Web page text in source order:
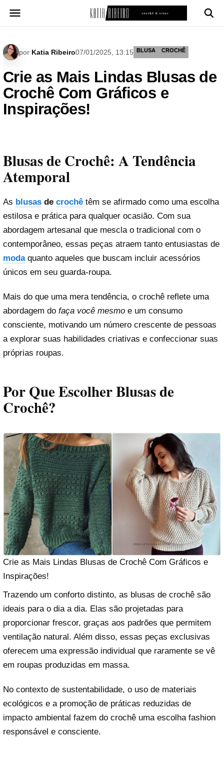
para
por Katia Ribeiro07/01/2025, 13:15 BLUSA CROCHÊ
Crie as Mais Lindas Blusas de
Crochê Com Gráficos e
Inspirações!
Blusas de Crochê: A Tendência
Atemporal
As blusas de crochê têm se afirmado como uma escolha
estilosa e prática para qualquer ocasião. Com sua
abordagem artesanal que mescla o tradicional com o
contemporâneo, essas peças atraem tanto entusiastas de
modaquanto aqueles que buscam incluir acessórios
únicos em seu guarda-roupa.
Mais do que uma mera tendência, o crochê reflete uma
abordagem do faça você mesmo e um consumo
consciente, motivando um número crescente de pessoas
a explorar suas habilidades criativas e confeccionar suas
próprias roupas.
Por Que Escolher Blusas de
Crochê?
Crie as Mais Lindas Blusas de Crochê Com Gráficos e
Inspirações!
Trazendo um conforto distinto, as blusas de crochê são
ideais para o dia a dia. Elas são projetadas para
proporcionar frescor, graças aos padrões que permitem
ventilação natural. Além disso, essas peças exclusivas
oferecem uma expressão individual que raramente se vê
em roupas produzidas em massa.
No contexto de sustentabilidade, o uso de materiais
ecológicos e a promoção de práticas reduzidas de
impacto ambiental fazem do crochê uma escolha fashion
responsável e consciente.